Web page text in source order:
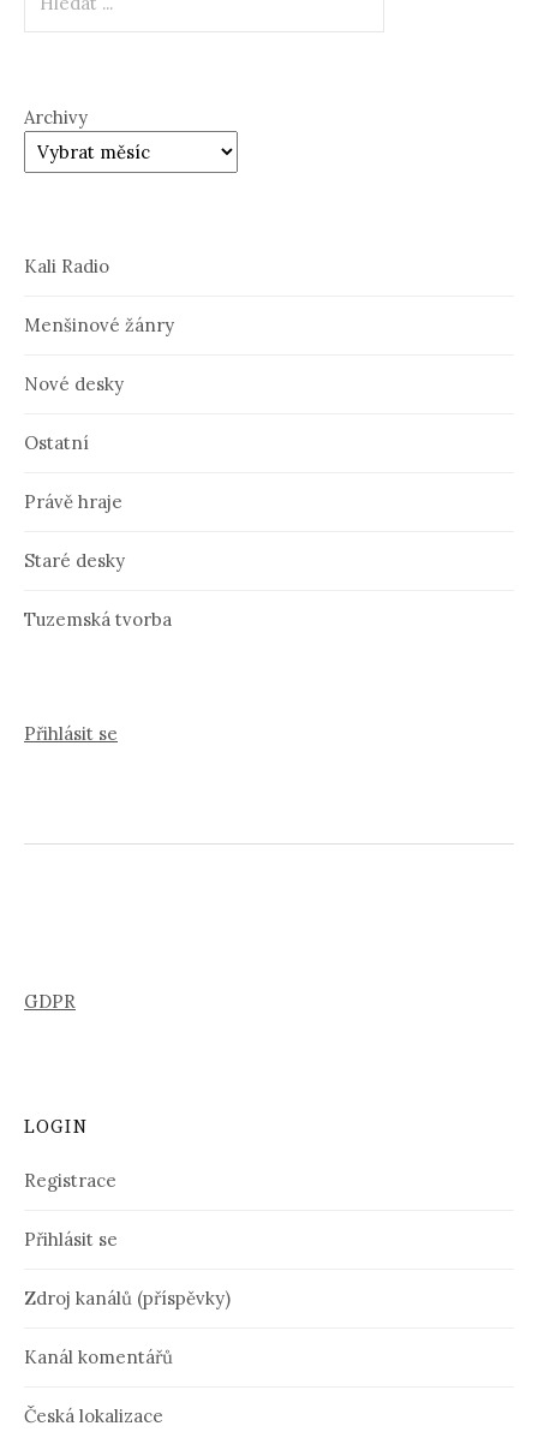
Archivy
Kali Radio
Menšinové žánry
Nové desky
Ostatní
Právě hraje
Staré desky
Tuzemská tvorba
Přihlásit se
GDPR
LOGIN
Registrace
Přihlásit se
Zdroj kanálů (příspěvky)
Kanál komentářů
Česká lokalizace